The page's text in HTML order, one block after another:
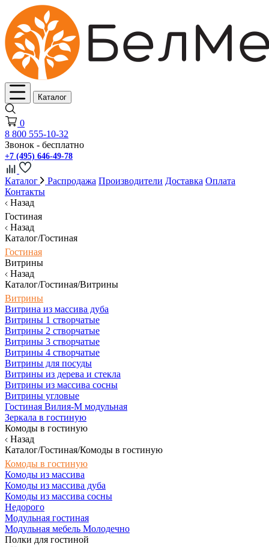
Каталог
0
8 800 555-10-32
Звонок - бесплатно
+7 (495) 646-49-78
Каталог Распродажа Производители Доставка Оплата
Контакты
Назад
Гостиная
Назад
Каталог/Гостиная
Гостиная
Витрины
Назад
Каталог/Гостиная/Витрины
Витрины
Витрина из массива дуба
Витрины 1 створчатые
Витрины 2 створчатые
Витрины 3 створчатые
Витрины 4 створчатые
Витрины для посуды
Витрины из дерева и стекла
Витрины из массива сосны
Витрины угловые
Гостиная Вилия-М модульная
Зеркала в гостиную
Комоды в гостиную
Назад
Каталог/Гостиная/Комоды в гостиную
Комоды в гостиную
Комоды из массива
Комоды из массива дуба
Комоды из массива сосны
Недорого
Модульная гостиная
Модульная мебель Молодечно
Полки для гостиной